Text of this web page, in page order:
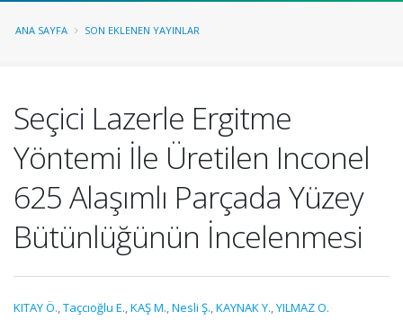
ANA SAYFA SON EKLENEN YAYINLAR
Seçici Lazerle Ergitme
Yöntemi İle Üretilen Inconel
625 Alaşımlı Parçada Yüzey
Bütünlüğünün İncelenmesi
KITAY Ö.,Taçcıoğlu E.,KAŞ M.,Nesli Ş.,KAYNAK Y.,YILMAZ O.